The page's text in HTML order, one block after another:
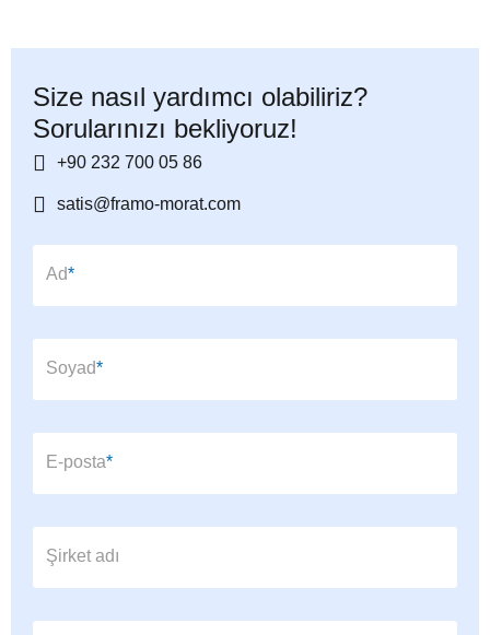
Size nasıl yardımcı olabiliriz?
Sorularınızı bekliyoruz!
+90 232 700 05 86
satis@framo-morat.com
Zorunlu alan
Ad*
Zorunlu alan
Soyad*
Zorunlu alan
E-posta*
Şirket adı